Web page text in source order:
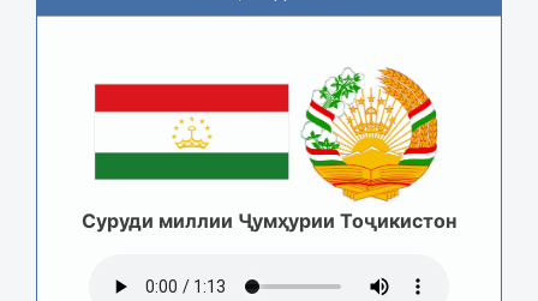
Суруди миллии Ҷумҳурии Тоҷикистон